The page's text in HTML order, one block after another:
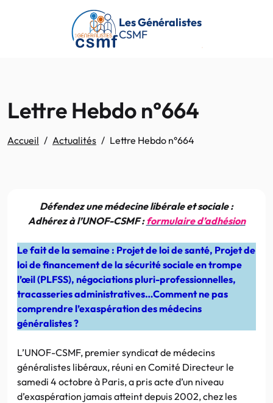
Passer au contenu principal
Les Généralistes
CSMF
Lettre Hebdo n°664
Accueil Actualités Lettre Hebdo n°664
Défendez une médecine libérale et sociale :
Adhérez à l’UNOF-CSMF :formulaire d’adhésion
Le fait de la semaine : Projet de loi de santé, Projet de
loi de financement de la sécurité sociale en trompe
l’œil (PLFSS), négociations pluri-professionnelles,
tracasseries administratives…Comment ne pas
comprendre l’exaspération des médecins
généralistes ?
L’UNOF-CSMF, premier syndicat de médecins
généralistes libéraux, réuni en Comité Directeur le
samedi 4 octobre à Paris, a pris acte d’un niveau
d’exaspération jamais atteint depuis 2002, chez les